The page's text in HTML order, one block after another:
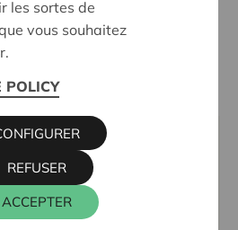
29, 1060 SINT-GILLIS
nl
les sortes de
vous souhaitez
POLICY
ACCEPTER
REFUSER